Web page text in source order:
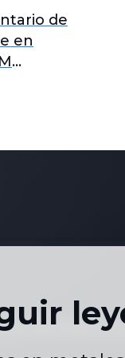
de
en
de Precios de